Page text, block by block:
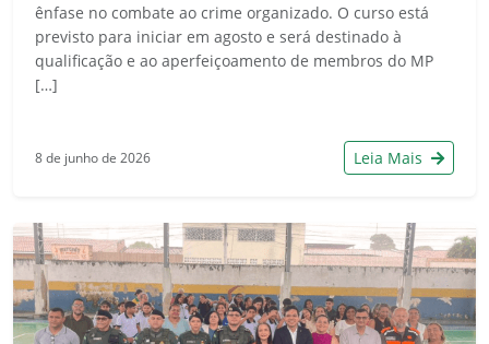
ênfase no combate ao crime organizado. O curso está
previsto para iniciar em agosto e será destinado à
qualificação e ao aperfeiçoamento de membros do MP
[…]
8 de junho de 2026 Leia Mais